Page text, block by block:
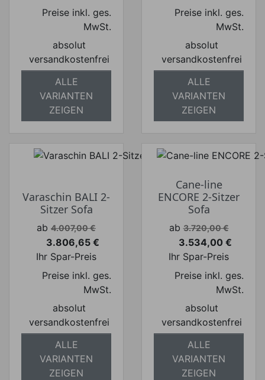
Preise inkl. ges.
MwSt.
absolut
versandkostenfrei
ALLE
VARIANTEN
ZEIGEN
Preise inkl. ges.
MwSt.
absolut
versandkostenfrei
ALLE
VARIANTEN
ZEIGEN
Varaschin BALI 2-
Sitzer Sofa
Verkaufspreis
ab 4.007,00 €
Preis
3.806,65 €
Ihr Spar-Preis
Preise inkl. ges.
MwSt.
absolut
versandkostenfrei
ALLE
VARIANTEN
ZEIGEN
Cane-line
ENCORE 2-Sitzer
Sofa
Verkaufspreis
ab 3.720,00 €
Preis
3.534,00 €
Ihr Spar-Preis
Preise inkl. ges.
MwSt.
absolut
versandkostenfrei
ALLE
VARIANTEN
ZEIGEN